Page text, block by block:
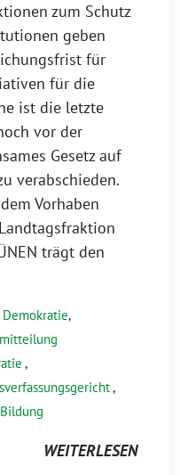
zum Schutz
geben
für
für die
ist die letzte
vor der
Gesetz auf
verabschieden.
Vorhaben
trägt den
Demokratie,
,
,
WEITERLESEN